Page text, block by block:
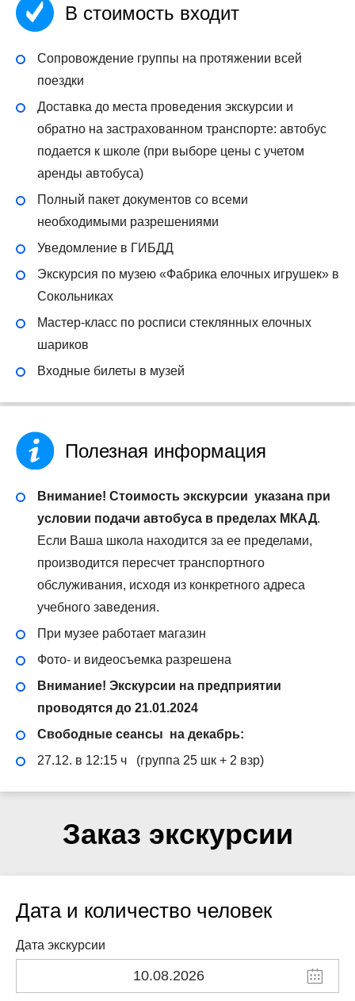
В стоимость входит
Сопровождение группы на протяжении всей
поездки
Доставка до места проведения экскурсии и
обратно на застрахованном транспорте: автобус
подается к школе (при выборе цены с учетом
аренды автобуса)
Полный пакет документов со всеми
необходимыми разрешениями
Уведомление в ГИБДД
Экскурсия по музею «Фабрика елочных игрушек» в
Сокольниках
Мастер-класс по росписи стеклянных елочных
шариков
Входные билеты в музей
Полезная информация
Внимание! Стоимость экскурсии указана при
условии подачи автобуса в пределах МКАД.
Если Ваша школа находится за ее пределами,
производится пересчет транспортного
обслуживания, исходя из конкретного адреса
учебного заведения.
При музее работает магазин
Фото- и видеосъемка разрешена
Внимание! Экскурсии на предприятии
проводятся до 21.01.2024
Свободные сеансы на декабрь:
27.12. в 12:15 ч (группа 25 шк + 2 взр)
Заказ экскурсии
Дата и количество человек
Дата экскурсии